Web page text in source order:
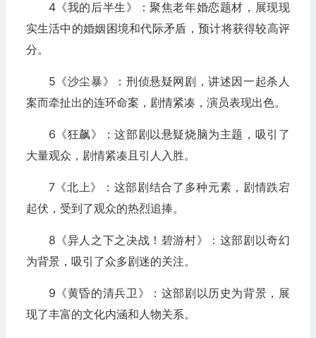
4《我的后半生》：聚焦老年婚恋题材，展现现
实生活中的婚姻困境和代际矛盾，预计将获得较高评
分。
5《沙尘暴》：刑侦悬疑网剧，讲述因一起杀人
案而牵扯出的连环命案，剧情紧凑，演员表现出色。
6《狂飙》：这部剧以悬疑烧脑为主题，吸引了
大量观众，剧情紧凑且引人入胜。
7《北上》：这部剧结合了多种元素，剧情跌宕
起伏，受到了观众的热烈追捧。
8《异人之下之决战！碧游村》：这部剧以奇幻
为背景，吸引了众多剧迷的关注。
9《黄昏的清兵卫》：这部剧以历史为背景，展
现了丰富的文化内涵和人物关系。